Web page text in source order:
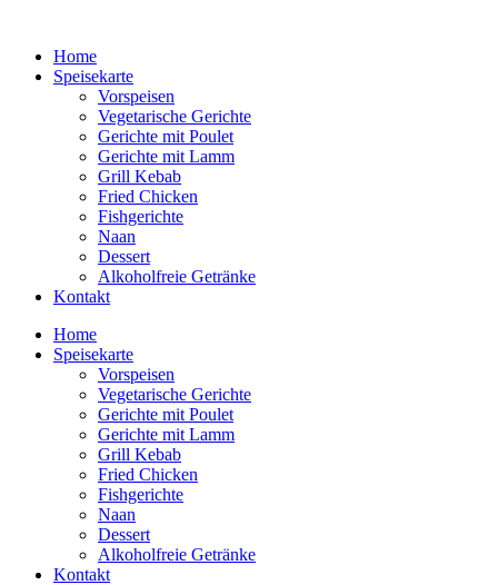
Home
Speisekarte
Vorspeisen
Vegetarische Gerichte
Gerichte mit Poulet
Gerichte mit Lamm
Grill Kebab
Fried Chicken
Fishgerichte
Naan
Dessert
Alkoholfreie Getränke
Kontakt
Home
Speisekarte
Vorspeisen
Vegetarische Gerichte
Gerichte mit Poulet
Gerichte mit Lamm
Grill Kebab
Fried Chicken
Fishgerichte
Naan
Dessert
Alkoholfreie Getränke
Kontakt